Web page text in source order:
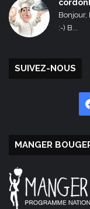
Bonjour,
:-) B...
SUIVEZ-NOUS
MANGER